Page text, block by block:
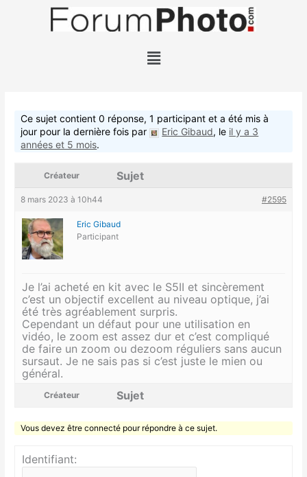
Menu
Ce sujet contient 0 réponse, 1 participant et a été mis à
jour pour la dernière fois par
Eric Gibaud, le il y a 3
années et 5 mois.
Créateur Sujet
8 mars 2023 à 10h44 #2595
Eric Gibaud
Participant
Je l’ai acheté en kit avec le S5II et sincèrement
c’est un objectif excellent au niveau optique, j’ai
été très agréablement surpris.
Cependant un défaut pour une utilisation en
vidéo, le zoom est assez dur et c’est compliqué
de faire un zoom ou dezoom réguliers sans aucun
sursaut. Je ne sais pas si c’est juste le mien ou
général.
Créateur Sujet
Vous devez être connecté pour répondre à ce sujet.
Identifiant: